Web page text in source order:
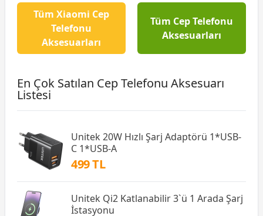
Tüm Xiaomi Cep
Telefonu
Aksesuarları
Tüm Cep Telefonu
Aksesuarları
En Çok Satılan Cep Telefonu Aksesuarı
Listesi
Unitek 20W Hızlı Şarj Adaptörü 1*USB-
C 1*USB-A
499 TL
Unitek Qi2 Katlanabilir 3`ü 1 Arada Şarj
İstasyonu